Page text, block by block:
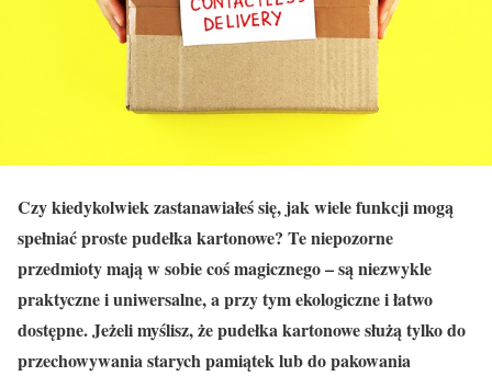
Czy kiedykolwiek zastanawiałeś się, jak wiele funkcji mogą
spełniać proste pudełka kartonowe? Te niepozorne
przedmioty mają w sobie coś magicznego – są niezwykle
praktyczne i uniwersalne, a przy tym ekologiczne i łatwo
dostępne. Jeżeli myślisz, że pudełka kartonowe służą tylko do
przechowywania starych pamiątek lub do pakowania